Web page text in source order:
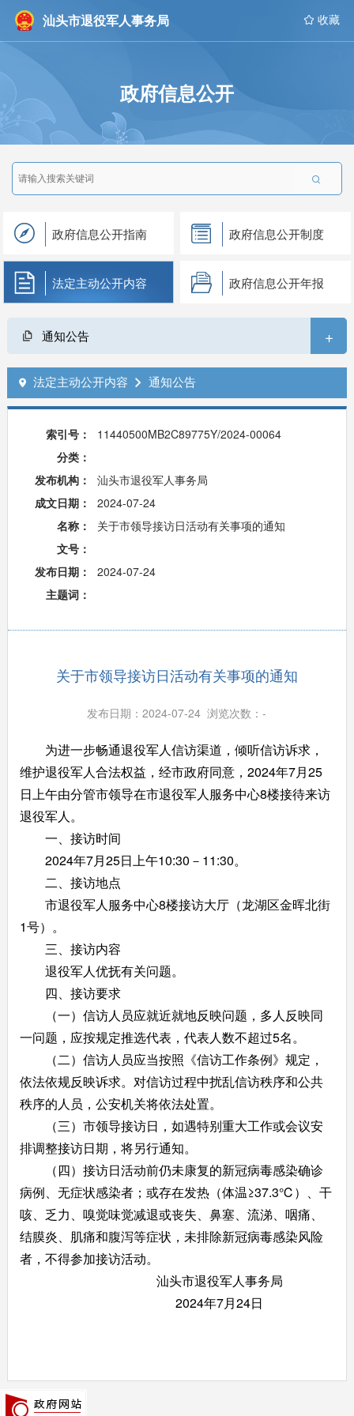
汕头市退役军人事务局  收藏
政府信息公开

政府信息公开指南 政府信息公开制度
法定主动公开内容 政府信息公开年报
通知公告 +
 法定主动公开内容  通知公告
索引号：
11440500MB2C89775Y/2024-00064
分类：
发布机构：
汕头市退役军人事务局
成文日期：
2024-07-24
名称：
关于市领导接访日活动有关事项的通知
文号：
发布日期：
2024-07-24
主题词：
关于市领导接访日活动有关事项的通知
发布日期：2024-07-24 浏览次数：-
为进一步畅通退役军人信访渠道，倾听信访诉求，
维护退役军人合法权益，经市政府同意，2024年7月25
日上午由分管市领导在市退役军人服务中心8楼接待来访
退役军人。
一、接访时间
2024年7月25日上午10:30－11:30。
二、接访地点
市退役军人服务中心8楼接访大厅（龙湖区金晖北街
1号）。
三、接访内容
退役军人优抚有关问题。
四、接访要求
（一）信访人员应就近就地反映问题，多人反映同
一问题，应按规定推选代表，代表人数不超过5名。
（二）信访人员应当按照《信访工作条例》规定，
依法依规反映诉求。对信访过程中扰乱信访秩序和公共
秩序的人员，公安机关将依法处置。
（三）市领导接访日，如遇特别重大工作或会议安
排调整接访日期，将另行通知。
（四）接访日活动前仍未康复的新冠病毒感染确诊
病例、无症状感染者；或存在发热（体温≥37.3℃）、干
咳、乏力、嗅觉味觉减退或丧失、鼻塞、流涕、咽痛、
结膜炎、肌痛和腹泻等症状，未排除新冠病毒感染风险
者，不得参加接访活动。
汕头市退役军人事务局
2024年7月24日